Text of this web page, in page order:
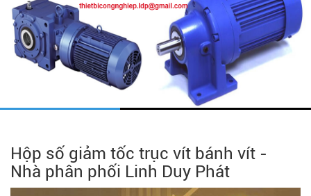
Hộp số giảm tốc trục vít bánh vít -
Nhà phân phối Linh Duy Phát